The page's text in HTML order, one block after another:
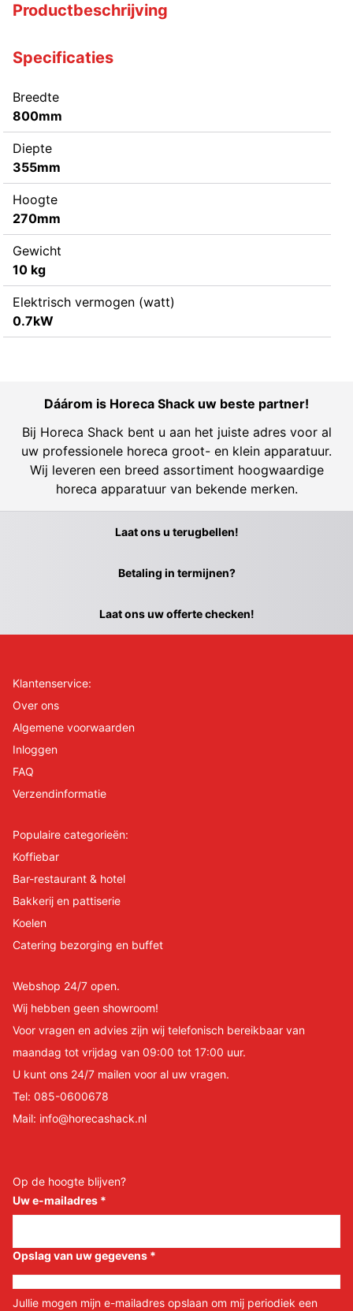
Productbeschrijving
Specificaties
Breedte
800mm
Diepte
355mm
Hoogte
270mm
Gewicht
10 kg
Elektrisch vermogen (watt)
0.7kW
Dáárom is Horeca Shack uw beste partner!
Bij Horeca Shack bent u aan het juiste adres voor al
uw professionele horeca groot- en klein apparatuur.
Wij leveren een breed assortiment hoogwaardige
horeca apparatuur van bekende merken.
Laat ons u terugbellen!
Betaling in termijnen?
Laat ons uw offerte checken!
Klantenservice:
Over ons
Algemene voorwaarden
Inloggen
FAQ
Verzendinformatie
Populaire categorieën:
Koffiebar
Bar-restaurant & hotel
Bakkerij en pattiserie
Koelen
Catering bezorging en buffet
Webshop 24/7 open.
Wij hebben geen showroom!
Voor vragen en advies zijn wij telefonisch bereikbaar van
maandag tot vrijdag van 09:00 tot 17:00 uur.
U kunt ons 24/7 mailen voor al uw vragen.
Tel: 085-0600678
Mail: info@horecashack.nl
Op de hoogte blijven?
Uw e-mailadres *
Opslag van uw gegevens *
Jullie mogen mijn e-mailadres opslaan om mij periodiek een